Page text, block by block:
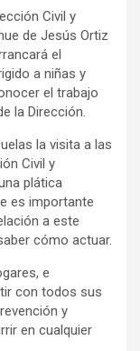
Civil y
de Jesús Ortiz
el
a niñas y
el trabajo
la Dirección.
la visita a las
Civil y
plática
es importante
a este
cómo actuar.
e
con todos sus
y
en cualquier